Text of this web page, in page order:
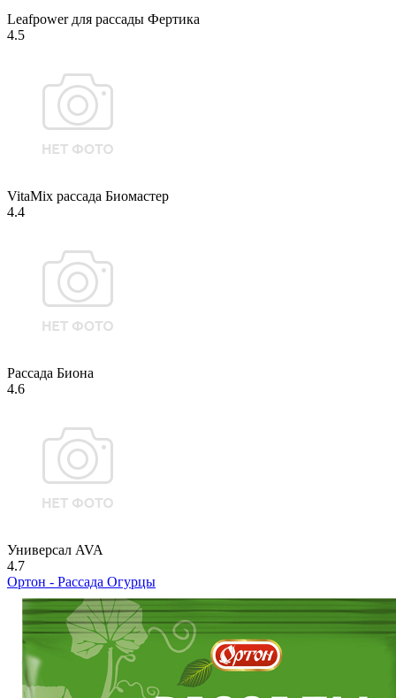
Leafpower для рассады Фертика
4.5
VitaMix рассада Биомастер
4.4
Рассада Биона
4.6
Универсал AVA
4.7
Ортон - Рассада Огурцы